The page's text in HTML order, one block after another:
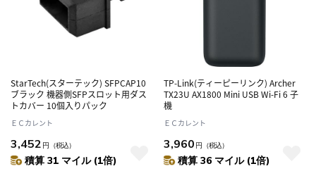
StarTech(スターテック) SFPCAP10
ブラック 機器側SFPスロット用ダス
トカバー 10個入りパック
ＥＣカレント
3,452 円 （税込）
積算 31 マイル (1倍)
TP-Link(ティーピーリンク) Archer
TX23U AX1800 Mini USB Wi-Fi 6 子
機
ＥＣカレント
3,960 円 （税込）
積算 36 マイル (1倍)